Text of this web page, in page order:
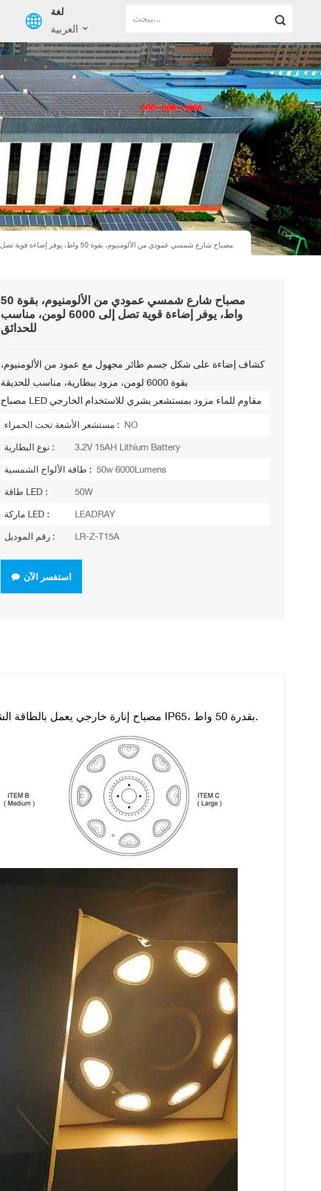
لغة
العربية
English
français
español
العربية
中文
مصباح شارع شمسي عمودي من الألومنيوم، بقوة 50 واط، يوفر إضاءة قوية تصل إلى 6000 لومن، مناسب للحدائق
مصباح شارع شمسي عمودي من الألومنيوم، بقوة 50
واط، يوفر إضاءة قوية تصل إلى 6000 لومن، مناسب
للحدائق
كشاف إضاءة على شكل جسم طائر مجهول مع عمود من الألومنيوم،
بقوة 6000 لومن، مزود ببطارية، مناسب للحديقة
مصباح LED مقاوم للماء مزود بمستشعر بشري للاستخدام الخارجي
مستشعر الأشعة تحت الحمراء : NO
نوع البطارية :
3.2V 15AH Lithium Battery
طاقة الألواح الشمسية : 50w 6000Lumens
طاقة LED :
50W
ماركة LED :
LEADRAY
رقم الموديل :
LR-Z-T15A
استفسر الآن
مصباح إنارة خارجي يعمل بالطاقة الشمسية على شكل جسم طائر، مقاوم للماء والغبار بمعيار IP65، بقدرة 50 واط.